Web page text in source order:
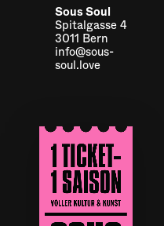
Sous Soul
Spitalgasse 4
3011 Bern
info@sous-
soul.love
Impressum
Datenschutz